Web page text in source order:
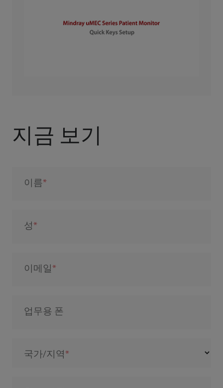
지금 보기
이름
성
이메일
업무용 폰
국가/지역